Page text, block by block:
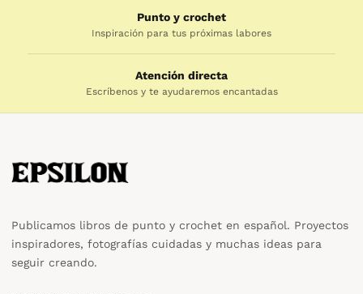
Punto y crochet
Inspiración para tus próximas labores
Atención directa
Escríbenos y te ayudaremos encantadas
Publicamos libros de punto y crochet en español. Proyectos
inspiradores, fotografías cuidadas y muchas ideas para
seguir creando.